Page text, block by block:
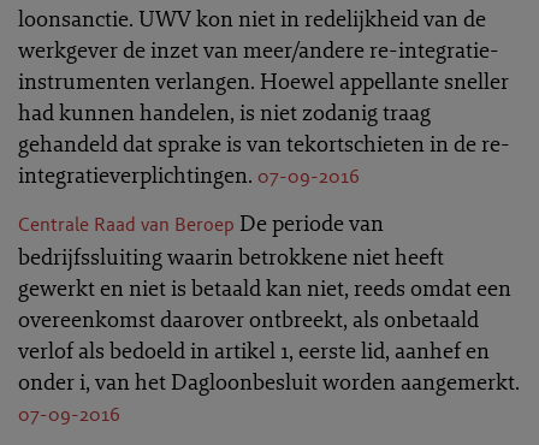
loonsanctie. UWV kon niet in redelijkheid van de
werkgever de inzet van meer/andere re-integratie-
instrumenten verlangen. Hoewel appellante sneller
had kunnen handelen, is niet zodanig traag
gehandeld dat sprake is van tekortschieten in de re-
integratieverplichtingen. 07-09-2016
Centrale Raad van Beroep De periode van
bedrijfssluiting waarin betrokkene niet heeft
gewerkt en niet is betaald kan niet, reeds omdat een
overeenkomst daarover ontbreekt, als onbetaald
verlof als bedoeld in artikel 1, eerste lid, aanhef en
onder i, van het Dagloonbesluit worden aangemerkt.
07-09-2016